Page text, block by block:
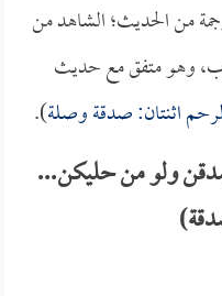
من الحديث؛ الشاهد من
وهو متفق مع حديث
اثنتان: صدقة وصلة).
ولو من حليكن...